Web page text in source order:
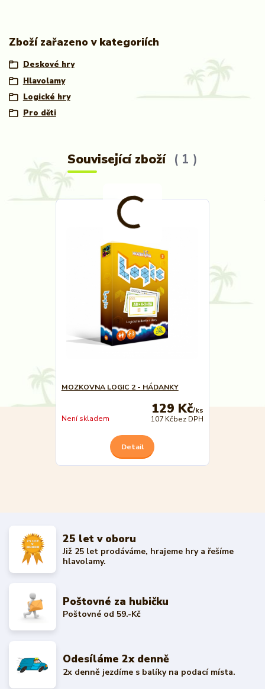
Zboží zařazeno v kategoriích
Deskové hry
Hlavolamy
Logické hry
Pro děti
Související zboží 1
MOZKOVNA LOGIC 2 - HÁDANKY
129 Kč/ks
107 Kčbez DPH
Není skladem
Detail
25 let v oboru
Již 25 let prodáváme, hrajeme hry a řešíme
hlavolamy.
Poštovné za hubičku
Poštovné od 59.-Kč
Odesíláme 2x denně
2x denně jezdíme s balíky na podací místa.